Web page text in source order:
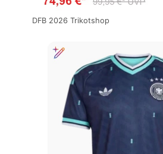
DFB 2026 Trikotshop